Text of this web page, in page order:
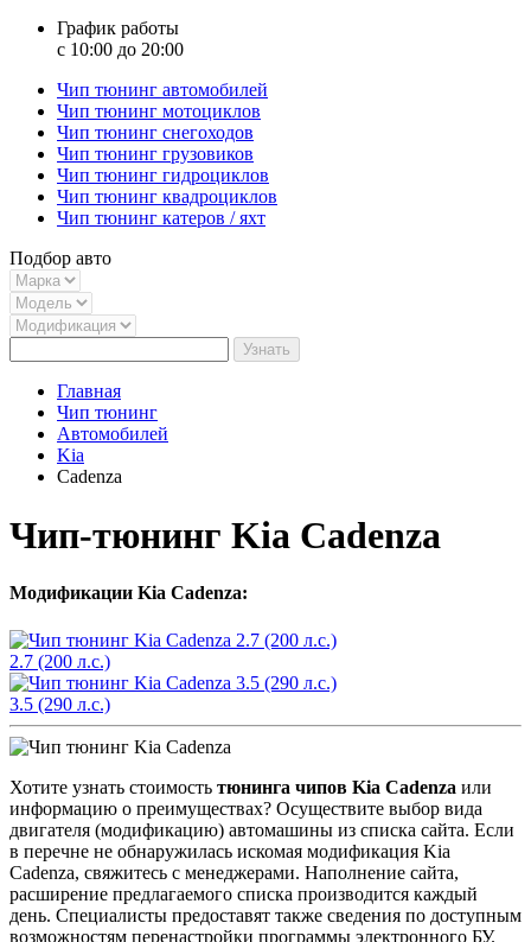
График работы
с 10:00 до 20:00
Чип тюнинг автомобилей
Чип тюнинг мотоциклов
Чип тюнинг снегоходов
Чип тюнинг грузовиков
Чип тюнинг гидроциклов
Чип тюнинг квадроциклов
Чип тюнинг катеров / яхт
Подбор авто
Узнать
Главная
Чип тюнинг
Автомобилей
Kia
Cadenza
Чип-тюнинг Kia Cadenza
Модификации Kia Cadenza:
2.7 (200 л.с.)
3.5 (290 л.с.)
Хотите узнать стоимость тюнинга чипов Kia Cadenza или
информацию о преимуществах? Осуществите выбор вида
двигателя (модификацию) автомашины из списка сайта. Если
в перечне не обнаружилась искомая модификация Kia
Cadenza, свяжитесь с менеджерами. Наполнение сайта,
расширение предлагаемого списка производится каждый
день. Специалисты предоставят также сведения по доступным
возможностям перенастройки программы электронного БУ.